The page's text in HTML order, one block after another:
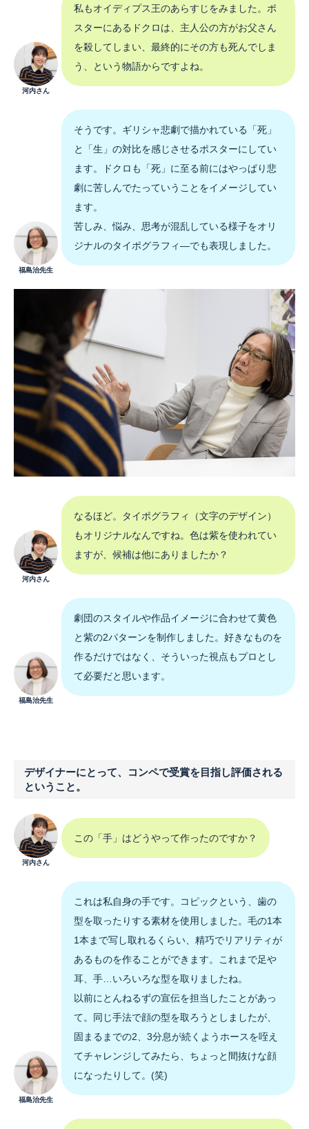
河内さん
私もオイディプス王のあらすじをみました。ポ
スターにあるドクロは、主人公の方がお父さん
を殺してしまい、最終的にその方も死んでしま
う、という物語からですよね。
福島治先生
そうです。ギリシャ悲劇で描かれている「死」
と「生」の対比を感じさせるポスターにしてい
ます。ドクロも「死」に至る前にはやっぱり悲
劇に苦しんでたっていうことをイメージしてい
ます。
苦しみ、悩み、思考が混乱している様子をオリ
ジナルのタイポグラフィ―でも表現しました。
河内さん
なるほど。タイポグラフィ（文字のデザイン）
もオリジナルなんですね。色は紫を使われてい
ますが、候補は他にありましたか？
福島治先生
劇団のスタイルや作品イメージに合わせて黄色
と紫の2パターンを制作しました。好きなものを
作るだけではなく、そういった視点もプロとし
て必要だと思います。
デザイナーにとって、コンペで受賞を目指し評価される
ということ。
河内さん
この「手」はどうやって作ったのですか？
福島治先生
これは私自身の手です。コピックという、歯の
型を取ったりする素材を使用しました。毛の1本
1本まで写し取れるくらい、精巧でリアリティが
あるものを作ることができます。これまで足や
耳、手…いろいろな型を取りましたね。
以前にとんねるずの宣伝を担当したことがあっ
て。同じ手法で顔の型を取ろうとしましたが、
固まるまでの2、3分息が続くようホースを咥え
てチャレンジしてみたら、ちょっと間抜けな顔
になったりして。(笑)